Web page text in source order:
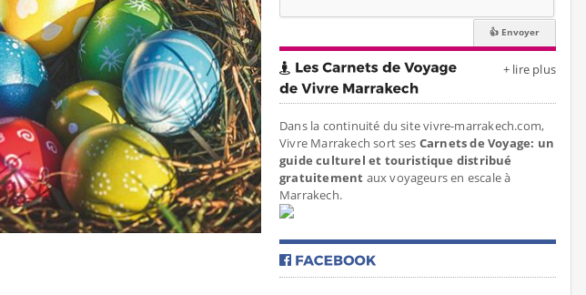
+ lire plus
Dans la continuité du site vivre-marrakech.com,
Vivre Marrakech sort ses Carnets de Voyage: un
guide culturel et touristique distribué
gratuitement aux voyageurs en escale à
Marrakech.